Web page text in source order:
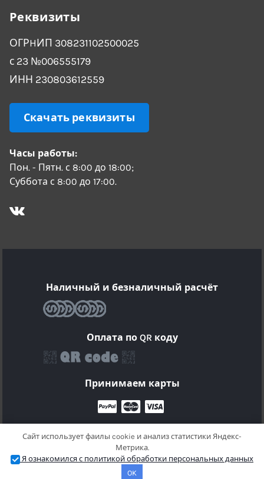
Реквизиты
ОГРHИП 308231102500025
с 23 №006555179
ИНН 230803612559
Скачать реквизиты
Часы работы:
Пон. - Пятн. с 8:00 до 18:00;
Суббота с 8:00 до 17:00.
Наличный и безналичный расчёт
Оплата по QR коду
Принимаем карты
© 2025 Кондиционеры воздуха в Краснодаре |
Политика конфиденциальности.
Сайт использует фаилы cookie и анализ статистики Яндекс-
Метрика.
Я ознакомился с политикой обработки персональных данных
OK